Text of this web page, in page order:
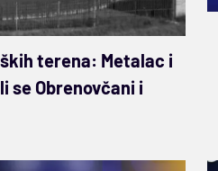
terena: Metalac i
se Obrenovčani i